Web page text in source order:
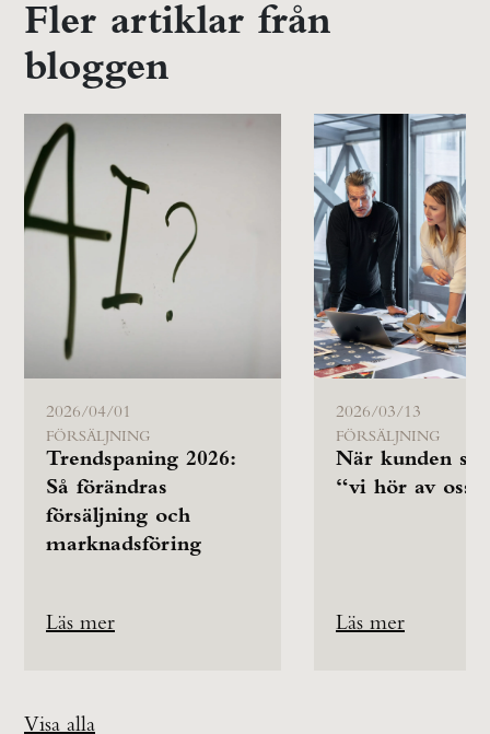
Fler artiklar från
bloggen
Visa alla
2026/04/01
FÖRSÄLJNING
Trendspaning 2026:
Så förändras
försäljning och
marknadsföring
Läs mer
2026/03/13
FÖRSÄLJNING
När kunden
“vi hör av oss”
Läs mer